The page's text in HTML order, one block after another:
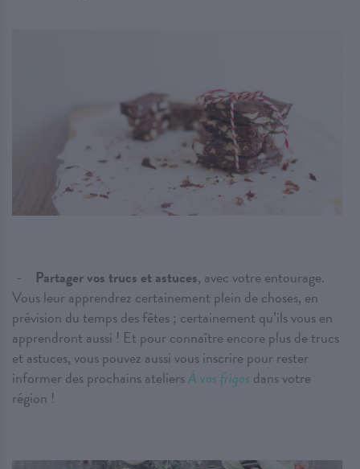
Partager vos trucs et astuces, avec votre entourage.
Vous leur apprendrez certainement plein de choses, en
prévision du temps des fêtes ; certainement qu’ils vous en
apprendront aussi ! Et pour connaître encore plus de trucs
et astuces, vous pouvez aussi vous inscrire pour rester
informer des prochains ateliersÀ vos frigos dans votre
région !